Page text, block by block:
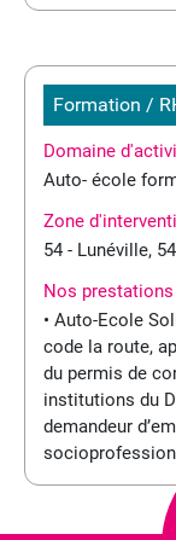
Formation /
Domaine
Auto- école
Zone
54 - Lunéville,
Nos
• Auto-Ecole
code la route,
du permis de
institutions du
demandeur